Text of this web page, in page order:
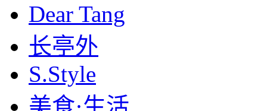
Dear Tang
长亭外
S.Style